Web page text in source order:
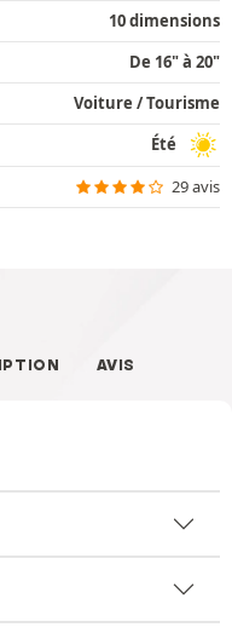
10 dimensions
De 16" à 20"
Voiture / Tourisme
Été
29 avis
AVIS